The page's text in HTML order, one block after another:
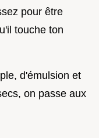
pour être
touche ton
d'émulsion et
on passe aux